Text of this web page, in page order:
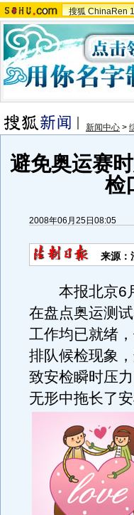
搜狐 ChinaRen
新闻中心 >
避免奥运赛
检
2008年06月25日08:05
来源：
本报北京6月
在盘点奥运测
工作均已就绪
排队候检现象
致安检瞬时压
无形中拖长了安